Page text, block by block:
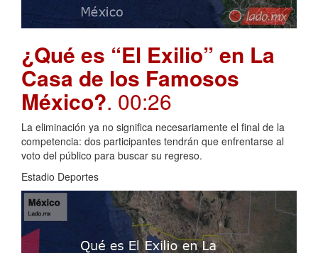
¿Qué es “El Exilio” en La
Casa de los Famosos
México?. 00:26
La eliminación ya no significa necesariamente el final de la
competencia: dos participantes tendrán que enfrentarse al
voto del público para buscar su regreso.
Estadio Deportes